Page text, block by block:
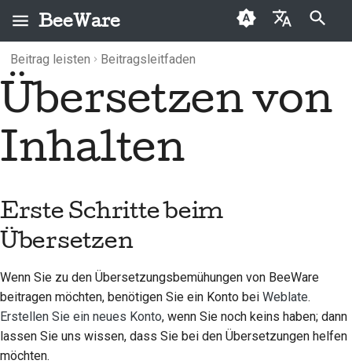
BeeWare
العَرَبِيَّة
Français
Italiano
日本語
Suche wird initialisiert
Was ist BeeWare?
Geschichte und
Erfolgsgeschichten
Kontakt
Branding-Richtlinien
BeeWare-Community-
Verhaltenskodex
Führung
Erste Schritte beim
Übersetzen
Hinzufügen einer neuen
Übersetzung
Konfigurationsdatei
Tox.ini" aktualisieren
Aktualisieren Sie
config.yml
Ausführen tox
translate
Archiv
2024
2020
2019
Resources
Beitrag leisten Beitragsleitfaden
Übersetzen von
Inhalten
Erste Schritte beim
Übersetzen
Wenn Sie zu den Übersetzungsbemühungen von BeeWare
beitragen möchten, benötigen Sie ein Konto bei Weblate.
Erstellen Sie ein neues Konto, wenn Sie noch keins haben; dann
lassen Sie uns wissen, dass Sie bei den Übersetzungen helfen
möchten.